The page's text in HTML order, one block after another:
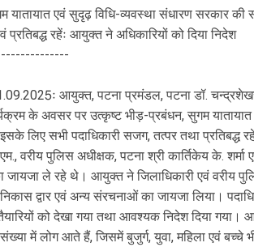
एवं सुदृढ़ विधि-व्यवस्था संधारण सरकार की
रहेंः आयुक्त ने अधिकारियों को दिया निदेश
आयुक्त, पटना प्रमंडल, पटना डॉ.
के अवसर पर उत्कृष्ट भीड़-प्रबंधन, सुगम
लिए सभी पदाधिकारी सजग, तत्पर तथा प्रतिबद्ध
वरीय पुलिस अधीक्षक, पटना श्री कार्तिकेय के. शर्मा
जायजा ले रहे थे। आयुक्त ने जिलाधिकारी एवं वरीय
द्वार एवं अन्य संरचनाओं का जायजा लिया।
को देखा गया तथा आवश्यक निदेश दिया गया।
में लोग आते हैं, जिसमें बुजुर्ग, युवा, महिला एवं बच्चे